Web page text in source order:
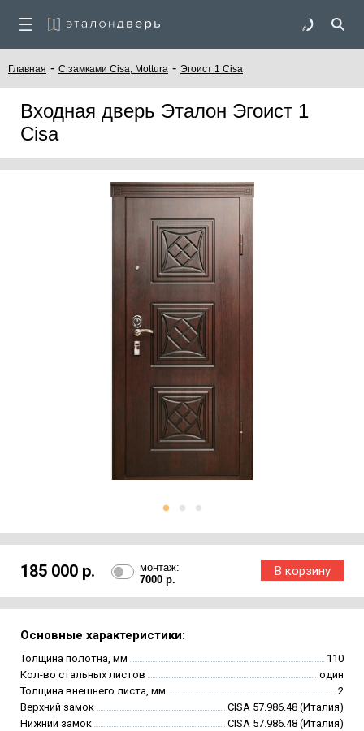
Главная - C замками Cisa, Mottura - Эгоист 1 Cisa
Входная дверь Эталон Эгоист 1
Cisa
185 000 р.
монтаж:
7000 р.
Основные характеристики:
Толщина полотна, мм
110
Кол-во стальных листов
один
Толщина внешнего листа, мм
2
Верхний замок
CISA 57.986.48 (Италия)
Нижний замок
CISA 57.986.48 (Италия)